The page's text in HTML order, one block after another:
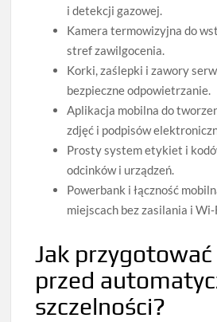
i detekcji gazowej.
Kamera termowizyjna do
stref zawilgocenia.
Korki, zaślepki i zawory
bezpieczne odpowietrzanie.
Aplikacja mobilna do
zdjęć i podpisów
Prosty system etykiet i
odcinków i urządzeń.
Powerbank i łączność
miejscach bez zasilania i
Jak
przed
szczelności?